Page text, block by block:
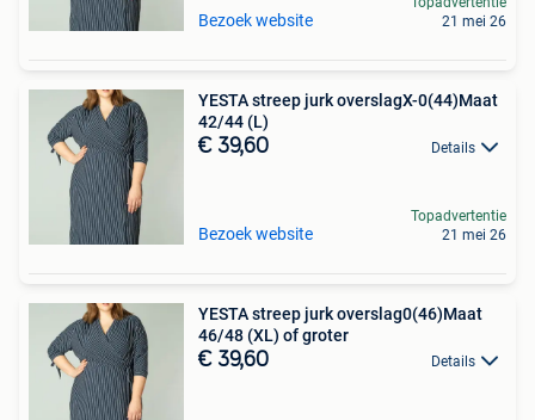
Bezoek website
21 mei 26
YESTA streep jurk overslagX-0(44)Maat
42/44 (L)
€ 39,60 Details
Bezoek website
Topadvertentie
21 mei 26
YESTA streep jurk overslag0(46)Maat
46/48 (XL) of groter
€ 39,60 Details